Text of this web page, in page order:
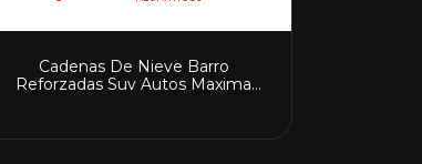
Cadenas De Nieve Barro
Reforzadas Suv Autos Maxima